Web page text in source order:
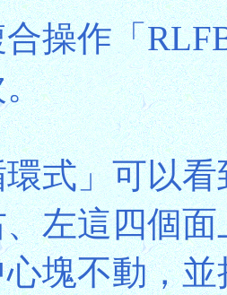
操作「
式」可以
左這四個
塊不動，